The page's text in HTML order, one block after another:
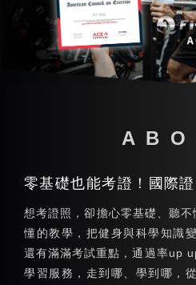
A B O
零基礎也能考證！國際
想考證照，卻擔心零基礎、聽
懂的教學，把健身與科學知識
還有滿滿考試重點，通過率up
學習服務，走到哪、學到哪，